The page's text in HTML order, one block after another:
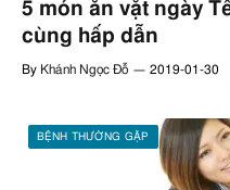
5 món ăn vặt ngày
cùng hấp dẫn
By Khánh Ngọc Đỗ 2019-01-30
BỆNH THƯỜNG GẶP